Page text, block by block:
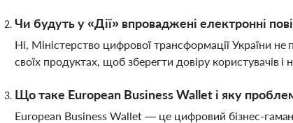
Чи будуть у «Дії» впроваджені електронні
Ні, Міністерство цифрової трансформації України
своїх продуктах, щоб зберегти довіру користувачів
Що таке European Business Wallet і яку
European Business Wallet — це цифровий бізнес-